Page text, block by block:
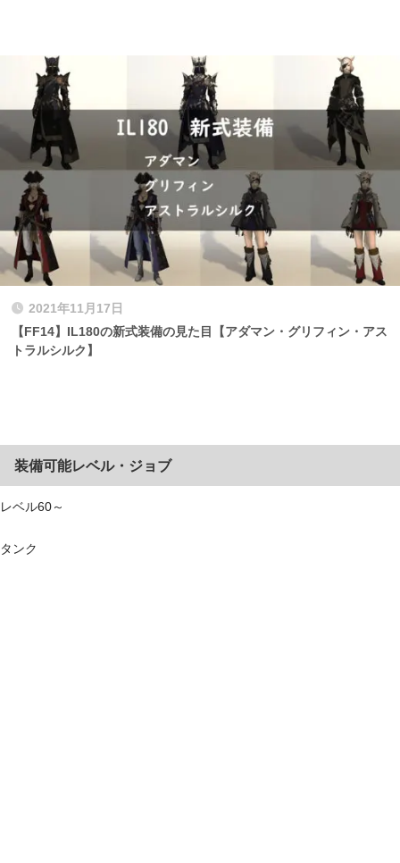
2021年11月17日
【FF14】IL180の新式装備の見た目【アダマン・グリフィン・アス
トラルシルク】
装備可能レベル・ジョブ
レベル60～
タンク